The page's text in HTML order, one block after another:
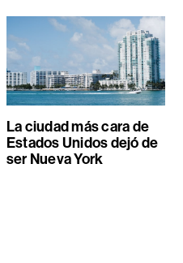
La ciudad más cara de
Estados Unidos dejó de
ser Nueva York